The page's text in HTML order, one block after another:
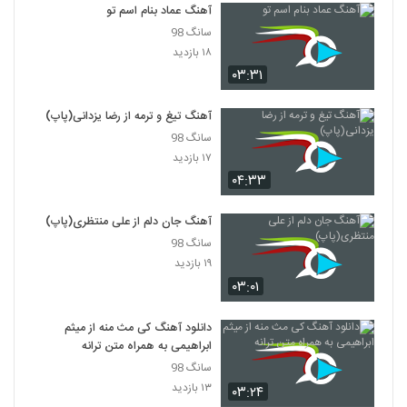
5321
۲۵۸ بازدید
Rasoul Saberi Naro
۲۲۴ بازدید
دانلود آهنگ جدید و زیبای حمید عسکری با نام
رفت دلم
5324
Version)
5325
موزیک زیبای دورت بگردم از محمد میزبانی
۳۰۹ بازدید
موزیک زیبای دختره خان از وحید سام
۰۳:۳۱
آهنگ عماد بنام اسم تو
سانگ 98
۱۸ بازدید
۰۴:۳۳
آهنگ تیغ و ترمه از رضا یزدانی(پاپ)
سانگ 98
۱۷ بازدید
۰۳:۰۱
آهنگ جان دلم از علی منتظری(پاپ)
سانگ 98
۱۹ بازدید
۰۳:۲۴
دانلود آهنگ کی مث منه از میثم
ابراهیمی به همراه متن ترانه
سانگ 98
۱۳ بازدید